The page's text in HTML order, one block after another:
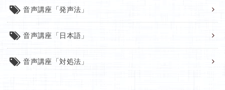
音声講座「発声法」
音声講座「日本語」
音声講座「対処法」